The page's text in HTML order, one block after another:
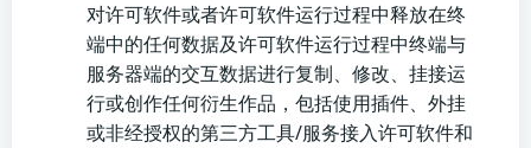
对许可软件或者许可软件运行过程中释放在终
端中的任何数据及许可软件运行过程中终端与
服务器端的交互数据进行复制、修改、挂接运
行或创作任何衍生作品，包括使用插件、外挂
或非经授权的第三方工具/服务接入许可软件和